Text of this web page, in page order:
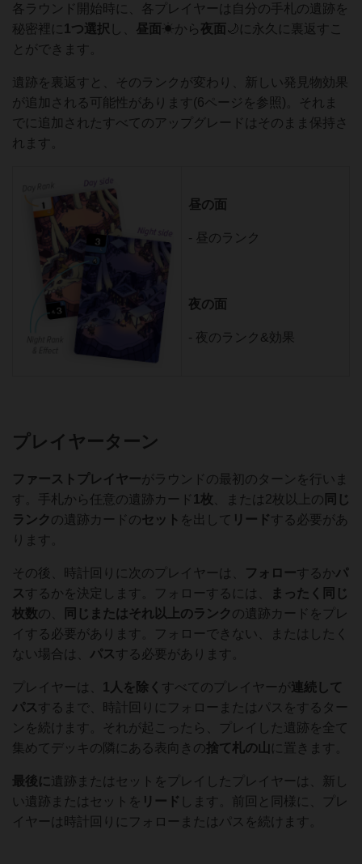
各ラウンド開始時に、各プレイヤーは自分の手札の遺跡を
秘密裡に 1つ選択 し、 昼面☀から 夜面 🌙に永久に裏返すこ
とができます。
遺跡を裏返すと、そのランクが変わり、新しい発見物効果
が追加される可能性があります(6ページを参照)。それま
でに追加されたすべてのアップグレードはそのまま保持さ
れます。
昼の面
- 昼のランク
夜の面
- 夜のランク&効果
プレイヤーターン
ファーストプレイヤーがラウンドの最初のターンを行いま
す。手札から任意の遺跡カード 1枚 、または2枚以上の 同じ
ランク の遺跡カードのセット を出して リードする必要があ
ります。
その後、時計回りに次のプレイヤーは、 フォローするかパ
スするかを決定します。フォローするには、
まったく同じ
枚数の、 同じまたはそれ以上のランク の遺跡カードをプレ
イする必要があります。フォローできない、またはしたく
ない場合は、 パスする必要があります。
プレイヤーは、 1人を除く すべてのプレイヤーが連続して
パスするまで、時計回りにフォローまたはパスをするター
ンを続けます。それが起こったら、プレイした遺跡を全て
集めてデッキの隣にある表向きの捨て札の山に置きます。
最後に 遺跡またはセットをプレイしたプレイヤーは、新し
い遺跡またはセットを リード
します。前回と同様に、プレ
イヤーは時計回りにフォローまたはパスを続けます。